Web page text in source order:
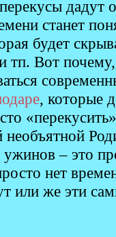
дадут
станет
будет
Вот
, которые
ужинов – это
нет
или же эти